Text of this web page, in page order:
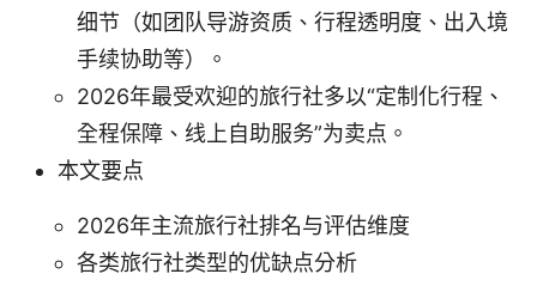
细节（如团队导游资质、行程透明度、出入境
手续协助等）。
2026年最受欢迎的旅行社多以“定制化行程、
全程保障、线上自助服务”为卖点。
本文要点
2026年主流旅行社排名与评估维度
各类旅行社类型的优缺点分析